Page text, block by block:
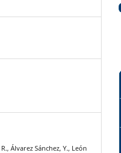
Álvarez Sánchez, Y., León